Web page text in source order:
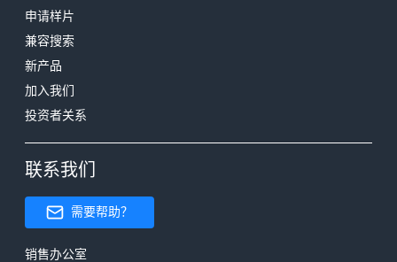
申请样片
兼容搜索
新产品
加入我们
投资者关系
联系我们
需要帮助？
销售办公室